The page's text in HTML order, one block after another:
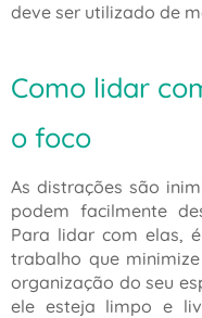
deve ser utilizado de
Como lidar
o foco
As distrações são
podem facilmente
Para lidar com elas,
trabalho que
organização do seu
ele esteja limpo e